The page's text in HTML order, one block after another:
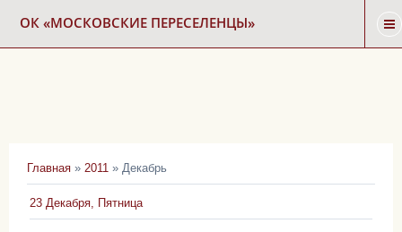
ОК «МОСКОВСКИЕ ПЕРЕСЕЛЕНЦЫ»
КАРТА СНОСА
Главная » 2011 » Декабрь
23 Декабря, Пятница